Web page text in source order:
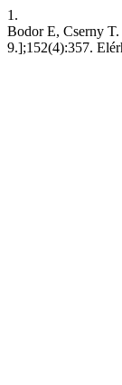
1.
Bodor E, Cserny
9.];152(4):357.